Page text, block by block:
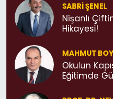
SABRI ŞENEL
Nişanlı
Hikayesi!
MAHMUT
Okulun
Eğitimde